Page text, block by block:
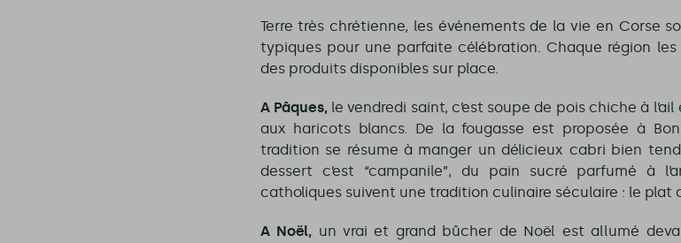
Terre très chrétienne, les événements de la vie en Corse
typiques pour une parfaite célébration. Chaque région
des produits disponibles sur place.
A Pâques,le vendredi saint, c’est soupe de pois chiche à
aux haricots blancs. De la fougasse est proposée à
tradition se résume à manger un délicieux cabri bien
dessert c’est “campanile”, du pain sucré parfumé à
catholiques suivent une tradition culinaire séculaire : le plat
A Noël, un vrai et grand bûcher de Noël est allumé